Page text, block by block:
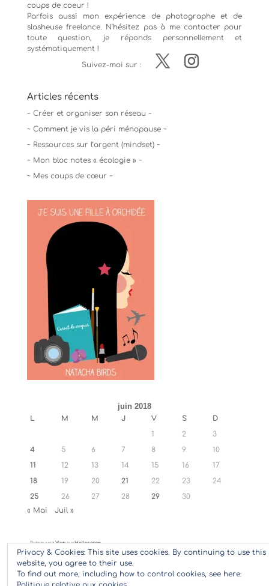
coups de coeur !
Parfois aussi mon expérience de photographeet de
slasheuse freelance. N'hésitez pas à me contacter pour
toute question, je réponds personnellement et
systématiquement !
Suivez-moi sur :
Articles récents
~ Créer et organiser son réseau ~
~ Comment je vis la péri ménopause ~
~ Ressources sur l’argent (mindset) ~
~ Mon bloc notes « écologie » ~
~ Mes coups de cœur ~
juin 2018
L M M J V S
D
1
2
3
4
5 6 7 8 9
10
11
12 13 14 15 16
17
18
19 20 21 22 23
24
25
26 27 28 29
30
« Mai
Juil »
RetrouvezYlansurHellocoton
Privacy & Cookies: This site uses cookies. By continuing to use this
website, you agree to their use.
To find out more, including how to control cookies, see here: